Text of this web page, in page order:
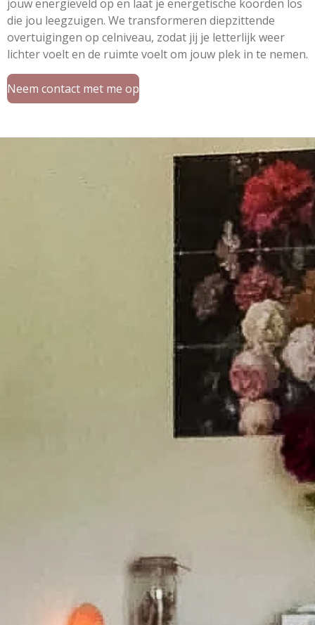
jouw energieveld op en laat je energetische koorden los
die jou leegzuigen. We transformeren diepzittende
overtuigingen op celniveau, zodat jij je letterlijk weer
lichter voelt en de ruimte voelt om jouw plek in te nemen.
Neem contact met me op